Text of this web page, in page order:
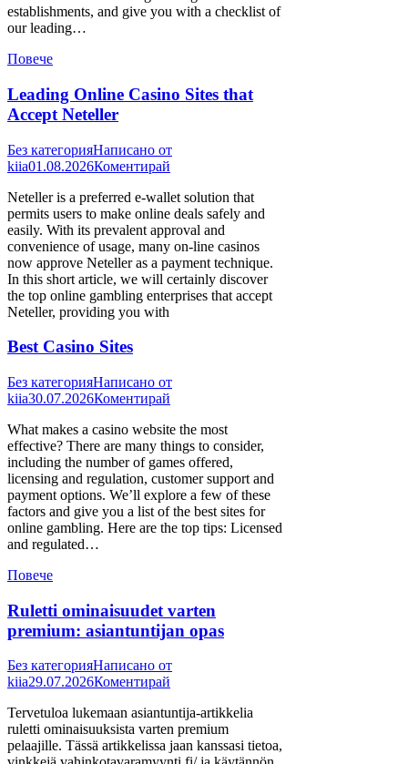
establishments, and give you with a checklist of
our leading…
Повече
Leading Online Casino Sites that
Accept Neteller
Без категорияНаписано от
kiia01.08.2026Коментирай
Neteller is a preferred e-wallet solution that
permits users to make online deals safely and
easily. With its prevalent approval and
convenience of usage, many on-line casinos
now approve Neteller as a payment technique.
In this short article, we will certainly discover
the top online gambling enterprises that accept
Neteller, providing you with
Best Casino Sites
Без категорияНаписано от
kiia30.07.2026Коментирай
What makes a casino website the most
effective? There are many things to consider,
including the number of games offered,
licensing and regulation, customer support and
payment options. We’ll explore a few of these
factors and give you a list of the best sites for
online gambling. Here are the top tips: Licensed
and regulated…
Повече
Ruletti ominaisuudet varten
premium: asiantuntijan opas
Без категорияНаписано от
kiia29.07.2026Коментирай
Tervetuloa lukemaan asiantuntija-artikkelia
ruletti ominaisuuksista varten premium
pelaajille. Tässä artikkelissa jaan kanssasi tietoa,